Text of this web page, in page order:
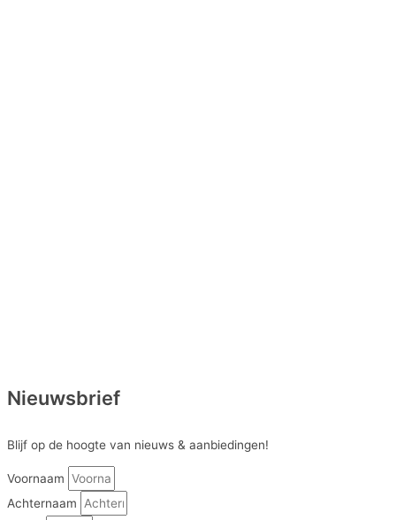
Nieuwsbrief
Blijf op de hoogte van nieuws & aanbiedingen!
Voornaam
Achternaam